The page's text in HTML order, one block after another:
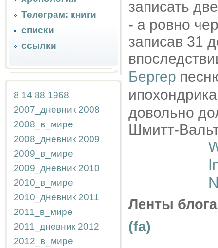
Телеграм: книги
списки
ссылки
8 14 88 1968
2007_дневник 2008
2008_в_мире
2008_дневник 2009
2009_в_мире
2009_дневник 2010
2010_в_мире
2010_дневник 2011
2011_в_мире
2011_дневник 2012
2012_в_мире
записать
- а ровно
записав 31
Бергер
довольно
Шмитт-
Ленты
(fa)